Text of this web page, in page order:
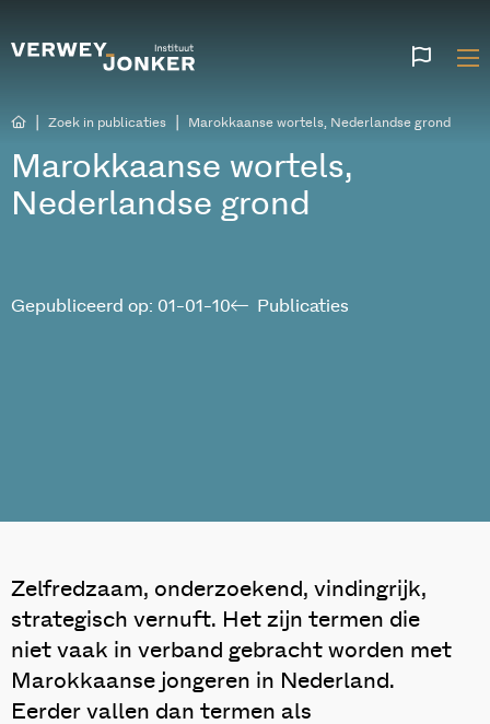
Zoek in publicaties Marokkaanse wortels, Nederlandse grond
Marokkaanse wortels,
Nederlandse grond
Publicaties
Gepubliceerd op: 01-01-10
Zelfredzaam, onderzoekend, vindingrijk,
strategisch vernuft. Het zijn termen die
niet vaak in verband gebracht worden met
Marokkaanse jongeren in Nederland.
Eerder vallen dan termen als